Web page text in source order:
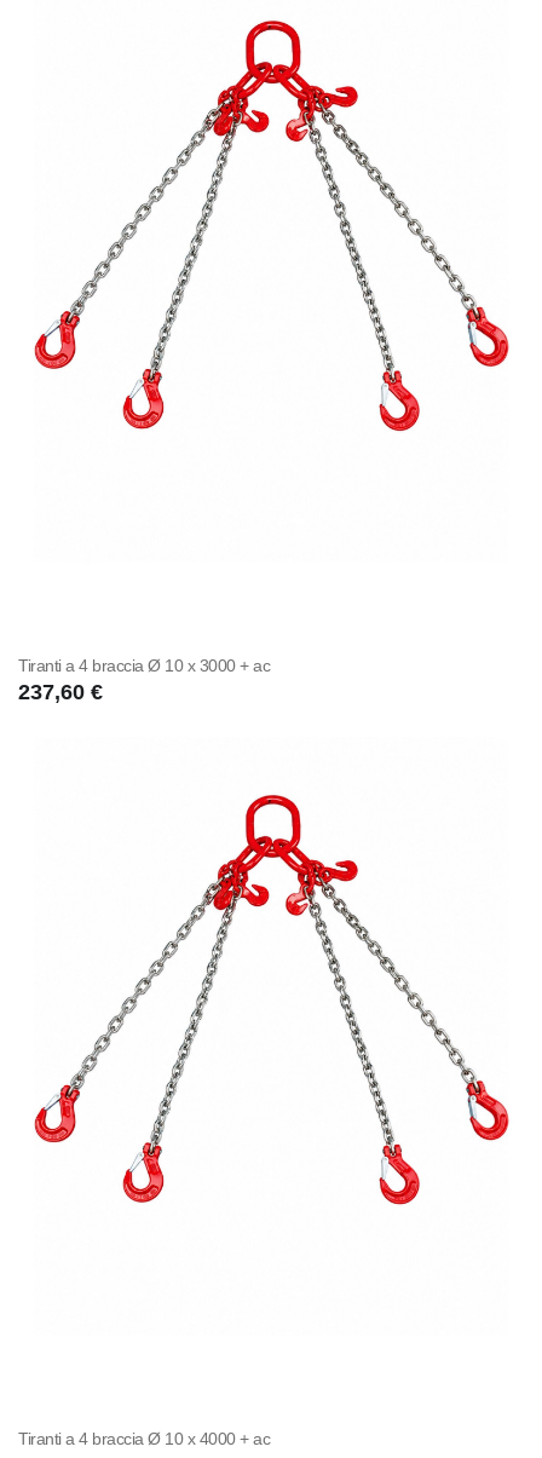
Tiranti a 4 braccia Ø 10 x 3000 + ac
237,60 €
Tiranti a 4 braccia Ø 10 x 4000 + ac